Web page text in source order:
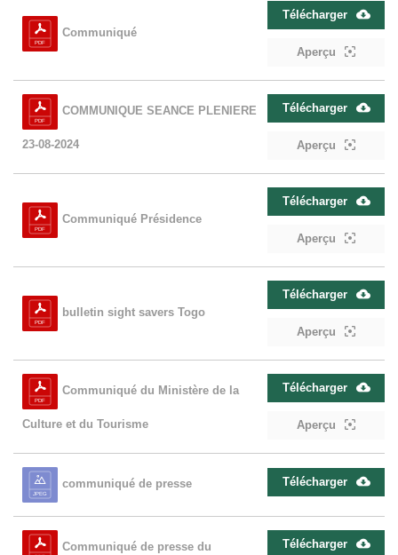
Communiqué
Télécharger
Aperçu
COMMUNIQUE SEANCE PLENIERE
23-08-2024
Télécharger
Aperçu
Communiqué Présidence
Télécharger
Aperçu
bulletin sight savers Togo
Télécharger
Aperçu
Communiqué du Ministère de la
Culture et du Tourisme
Télécharger
Aperçu
communiqué de presse Télécharger
Communiqué de presse du Télécharger